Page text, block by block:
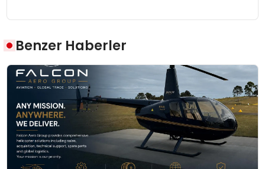
Benzer Haberler